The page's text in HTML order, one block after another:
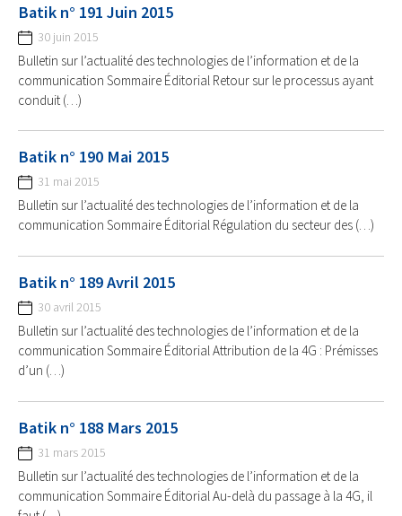
Batik n° 191 Juin 2015
30 juin 2015
Bulletin sur l’actualité des technologies de l’information et de la
communication Sommaire Éditorial Retour sur le processus ayant
conduit (…)
Batik n° 190 Mai 2015
31 mai 2015
Bulletin sur l’actualité des technologies de l’information et de la
communication Sommaire Éditorial Régulation du secteur des (…)
Batik n° 189 Avril 2015
30 avril 2015
Bulletin sur l’actualité des technologies de l’information et de la
communication Sommaire Éditorial Attribution de la 4G : Prémisses
d’un (…)
Batik n° 188 Mars 2015
31 mars 2015
Bulletin sur l’actualité des technologies de l’information et de la
communication Sommaire Éditorial Au-delà du passage à la 4G, il